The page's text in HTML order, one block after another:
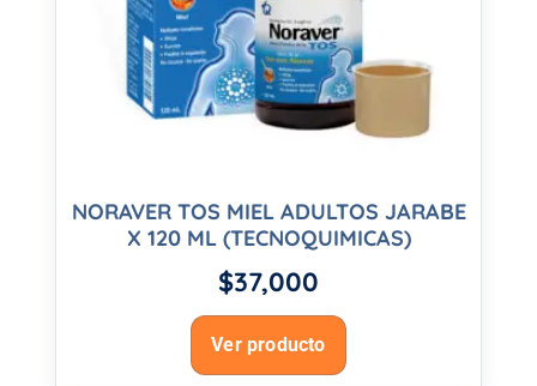
NORAVER TOS MIEL ADULTOS JARABE
X 120 ML (TECNOQUIMICAS)
$37,000
Ver producto